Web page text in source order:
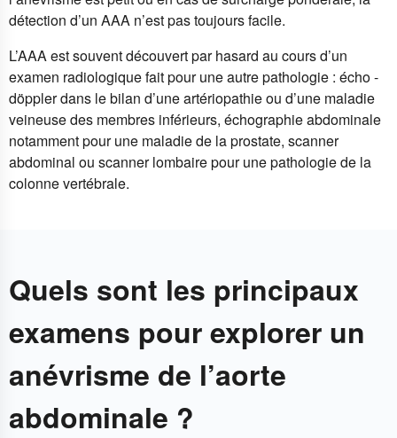
détection d’un AAA n’est pas toujours facile.
L’AAA est souvent découvert par hasard au cours d’un
examen radiologique fait pour une autre pathologie : écho -
döppler dans le bilan d’une artériopathie ou d’une maladie
veineuse des membres inférieurs, échographie abdominale
notamment pour une maladie de la prostate, scanner
abdominal ou scanner lombaire pour une pathologie de la
colonne vertébrale.
Quels sont les principaux
examens pour explorer un
anévrisme de l’aorte
abdominale ?